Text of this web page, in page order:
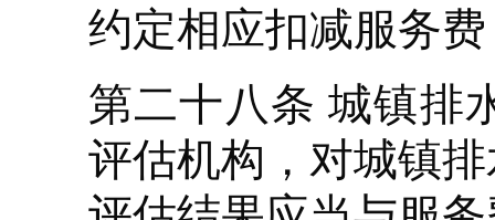
约定相应扣减服务
第二十八条 城镇排
评估机构，对城镇